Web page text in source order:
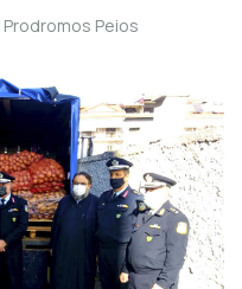
Prodromos Peios